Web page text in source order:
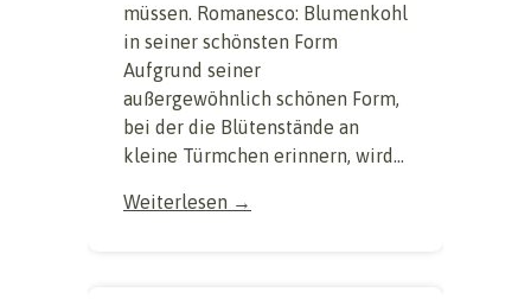
müssen. Romanesco: Blumenkohl
in seiner schönsten Form
Aufgrund seiner
außergewöhnlich schönen Form,
bei der die Blütenstände an
kleine Türmchen erinnern, wird...
Weiterlesen →